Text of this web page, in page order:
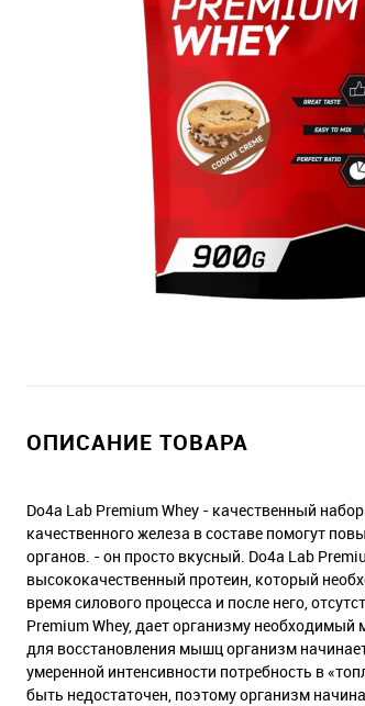
ОПИСАНИЕ ТОВАРА
Do4a Lab Premium Whey - качественный
качественного железа в составе помогут
органов. - он просто вкусный. Do4a Lab
высококачественный протеин, который
время силового процесса и после него,
Premium Whey, дает организму необходимый
для восстановления мышц организм
умеренной интенсивности потребность в
быть недостаточен, поэтому организм